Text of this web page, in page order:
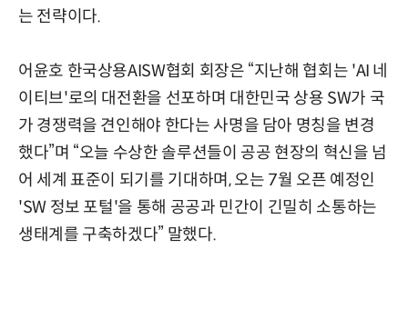
는 전략이다.
어윤호 한국상용AISW협회 회장은 “지난해 협회는 'AI 네
이티브'로의 대전환을 선포하며 대한민국 상용 SW가 국
가 경쟁력을 견인해야 한다는 사명을 담아 명칭을 변경
했다”며 “오늘 수상한 솔루션들이 공공 현장의 혁신을 넘
어 세계 표준이 되기를 기대하며, 오는 7월 오픈 예정인
'SW 정보 포털'을 통해 공공과 민간이 긴밀히 소통하는
생태계를 구축하겠다” 말했다.